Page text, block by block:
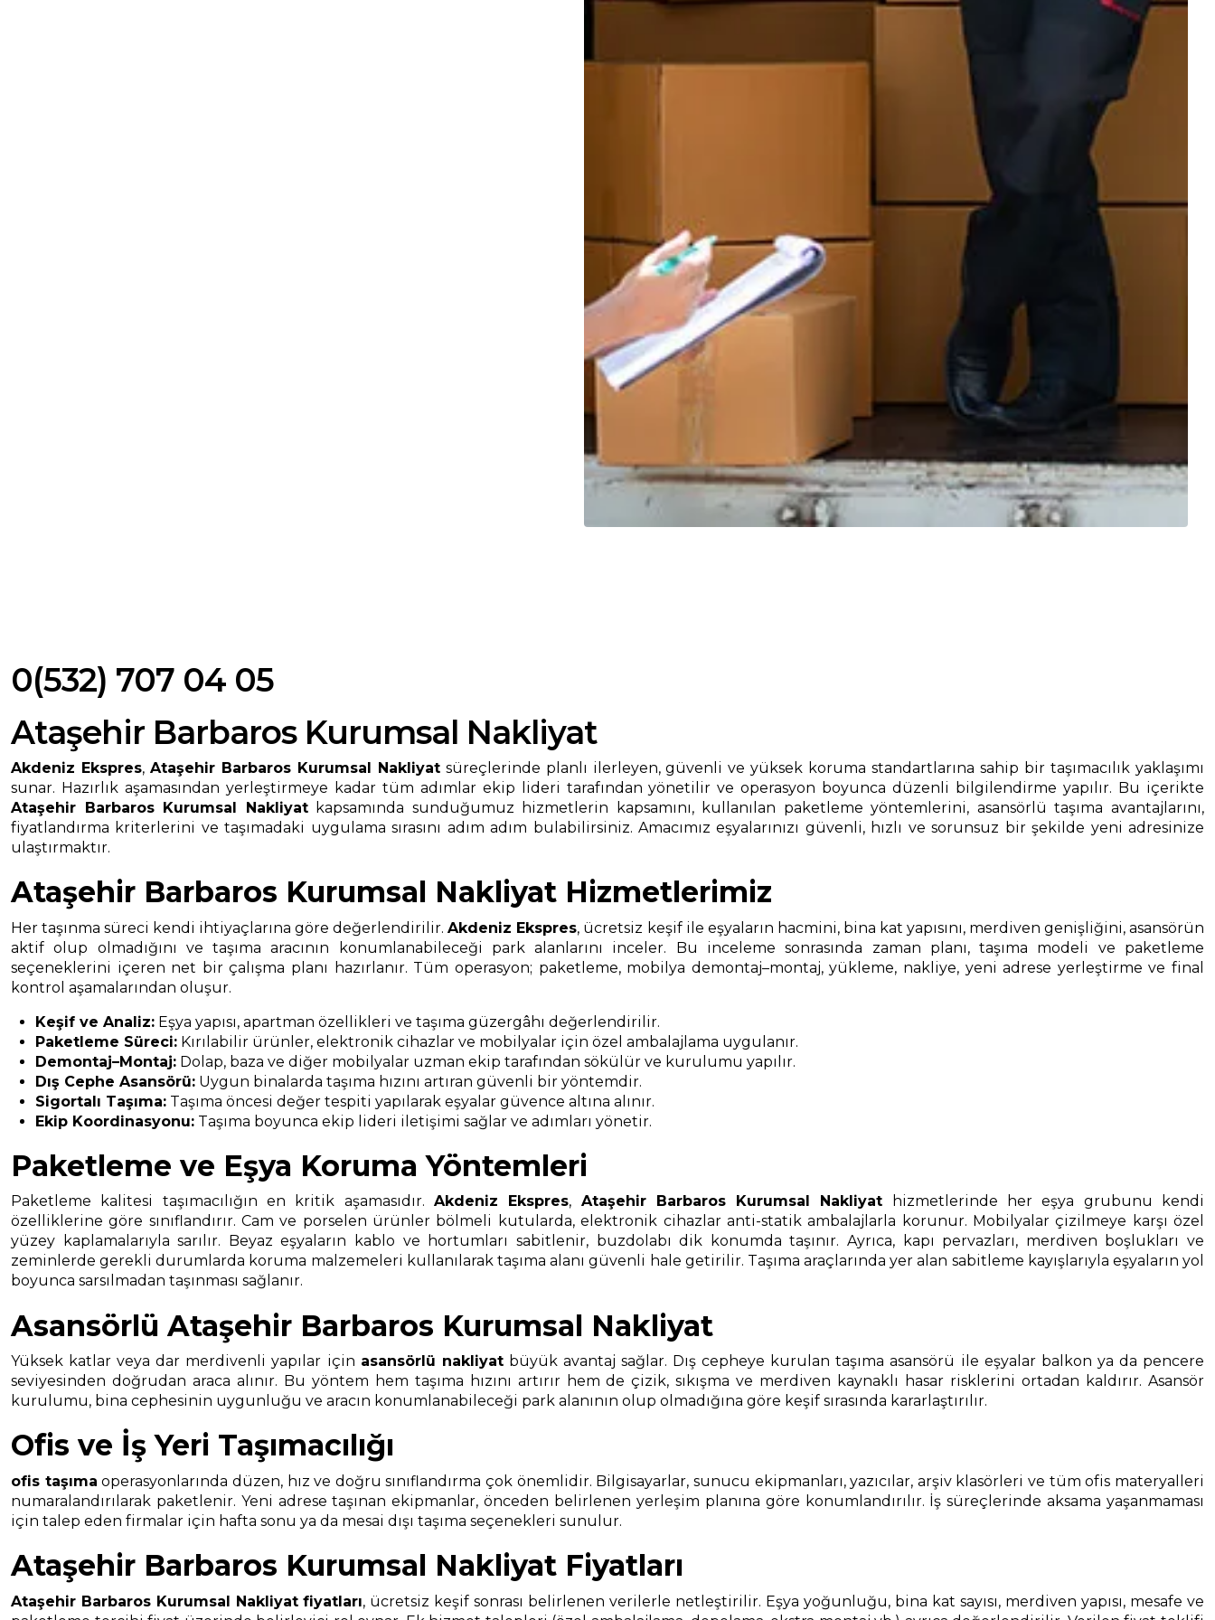
0(532) 707 04 05
Ataşehir Barbaros Kurumsal Nakliyat
Akdeniz Ekspres, Ataşehir Barbaros Kurumsal Nakliyatsüreçlerinde planlı ilerleyen, güvenli ve yüksek koruma standartlarına sahip bir taşımacılık yaklaşımı
sunar. Hazırlık aşamasından yerleştirmeye kadar tüm adımlar ekip lideri tarafından yönetilir ve operasyon boyunca düzenli bilgilendirme yapılır. Bu içerikte
Ataşehir Barbaros Kurumsal Nakliyatkapsamında sunduğumuz hizmetlerin kapsamını, kullanılan paketleme yöntemlerini, asansörlü taşıma avantajlarını,
fiyatlandırma kriterlerini ve taşımadaki uygulama sırasını adım adım bulabilirsiniz. Amacımız eşyalarınızı güvenli, hızlı ve sorunsuz bir şekilde yeni adresinize
ulaştırmaktır.
Ataşehir Barbaros Kurumsal Nakliyat Hizmetlerimiz
Her taşınma süreci kendi ihtiyaçlarına göre değerlendirilir.Akdeniz Ekspres, ücretsiz keşif ile eşyaların hacmini, bina kat yapısını, merdiven genişliğini, asansörün
aktif olup olmadığını ve taşıma aracının konumlanabileceği park alanlarını inceler. Bu inceleme sonrasında zaman planı, taşıma modeli ve paketleme
seçeneklerini içeren net bir çalışma planı hazırlanır. Tüm operasyon; paketleme, mobilya demontaj–montaj, yükleme, nakliye, yeni adrese yerleştirme ve final
kontrol aşamalarından oluşur.
Keşif ve Analiz: Eşya yapısı, apartman özellikleri ve taşıma güzergâhı değerlendirilir.
Paketleme Süreci: Kırılabilir ürünler, elektronik cihazlar ve mobilyalar için özel ambalajlama uygulanır.
Demontaj–Montaj: Dolap, baza ve diğer mobilyalar uzman ekip tarafından sökülür ve kurulumu yapılır.
Dış Cephe Asansörü: Uygun binalarda taşıma hızını artıran güvenli bir yöntemdir.
Sigortalı Taşıma: Taşıma öncesi değer tespiti yapılarak eşyalar güvence altına alınır.
Ekip Koordinasyonu: Taşıma boyunca ekip lideri iletişimi sağlar ve adımları yönetir.
Paketleme ve Eşya Koruma Yöntemleri
Paketleme kalitesi taşımacılığın en kritik aşamasıdır. Akdeniz Ekspres, Ataşehir Barbaros Kurumsal Nakliyat hizmetlerinde her eşya grubunu kendi
özelliklerine göre sınıflandırır. Cam ve porselen ürünler bölmeli kutularda, elektronik cihazlar anti-statik ambalajlarla korunur. Mobilyalar çizilmeye karşı özel
yüzey kaplamalarıyla sarılır. Beyaz eşyaların kablo ve hortumları sabitlenir, buzdolabı dik konumda taşınır. Ayrıca, kapı pervazları, merdiven boşlukları ve
zeminlerde gerekli durumlarda koruma malzemeleri kullanılarak taşıma alanı güvenli hale getirilir. Taşıma araçlarında yer alan sabitleme kayışlarıyla eşyaların yol
boyunca sarsılmadan taşınması sağlanır.
Asansörlü Ataşehir Barbaros Kurumsal Nakliyat
Yüksek katlar veya dar merdivenli yapılar için asansörlü nakliyatbüyük avantaj sağlar. Dış cepheye kurulan taşıma asansörü ile eşyalar balkon ya da pencere
seviyesinden doğrudan araca alınır. Bu yöntem hem taşıma hızını artırır hem de çizik, sıkışma ve merdiven kaynaklı hasar risklerini ortadan kaldırır. Asansör
kurulumu, bina cephesinin uygunluğu ve aracın konumlanabileceği park alanının olup olmadığına göre keşif sırasında kararlaştırılır.
Ofis ve İş Yeri Taşımacılığı
ofis taşıma operasyonlarında düzen, hız ve doğru sınıflandırma çok önemlidir. Bilgisayarlar, sunucu ekipmanları, yazıcılar, arşiv klasörleri ve tüm ofis materyalleri
numaralandırılarak paketlenir. Yeni adrese taşınan ekipmanlar, önceden belirlenen yerleşim planına göre konumlandırılır. İş süreçlerinde aksama yaşanmaması
için talep eden firmalar için hafta sonu ya da mesai dışı taşıma seçenekleri sunulur.
Ataşehir Barbaros Kurumsal Nakliyat Fiyatları
Ataşehir Barbaros Kurumsal Nakliyat fiyatları, ücretsiz keşif sonrası belirlenen verilerle netleştirilir. Eşya yoğunluğu, bina kat sayısı, merdiven yapısı, mesafe ve